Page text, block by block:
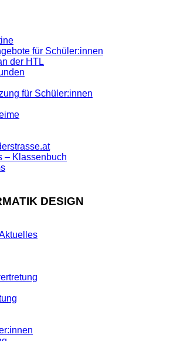
für Schüler:innen
der HTL
für Schüler:innen
– Klassenbuch
DESIGN